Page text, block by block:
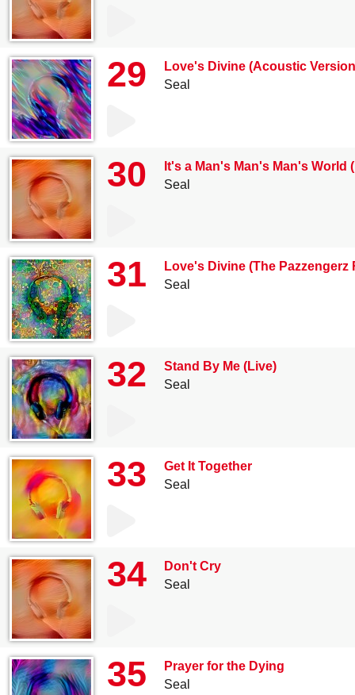
29
Love's Divine (Acoustic
Seal
30
It's a Man's Man's Man's World
Seal
31
Love's Divine (The Pazzengerz
Seal
32
Stand By Me (Live)
Seal
33
Get It Together
Seal
34
Don't Cry
Seal
35
Prayer for the Dying
Seal